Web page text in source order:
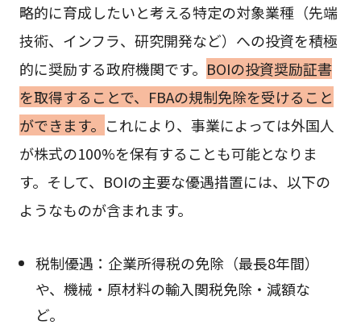
略的に育成したいと考える特定の対象業種（先端
技術、インフラ、研究開発など）への投資を積極
的に奨励する政府機関です。 BOIの投資奨励証書
を取得することで、FBAの規制免除を受けること
ができます。 これにより、事業によっては外国人
が株式の100%を保有することも可能となりま
す。そして、BOIの主要な優遇措置には、以下の
ようなものが含まれます。
税制優遇：企業所得税の免除（最長8年間）
や、機械・原材料の輸入関税免除・減額な
ど。